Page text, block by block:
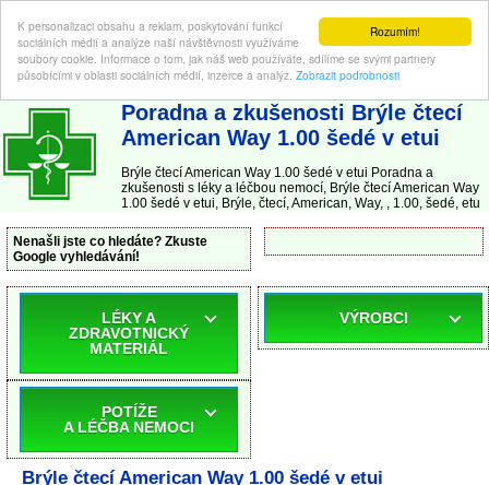
Rozumím!
K personalizaci obsahu a reklam, poskytování funkcí
sociálních médií a analýze naší návštěvnosti využíváme
soubory cookie. Informace o tom, jak náš web používáte, sdílíme se svými partnery
působícími v oblasti sociálních médií, inzerce a analýz. Zobrazit podrobnosti
ABC-LEKARNA.cz | Poradna a zkušenosti s léky a léčbou nemocí
Poradna a zkušenosti Brýle čtecí
American Way 1.00 šedé v etui
Brýle čtecí American Way 1.00 šedé v etui Poradna a
zkušenosti s léky a léčbou nemocí, Brýle čtecí American Way
1.00 šedé v etui, Brýle, čtecí, American, Way, , 1.00, šedé, etu
Nenašli jste co hledáte? Zkuste
Google vyhledávání!
LÉKY A
ZDRAVOTNICKÝ
MATERIÁL
POTÍŽE
A LÉČBA NEMOCI
VÝROBCI
Brýle čtecí American Way 1.00 šedé v etui